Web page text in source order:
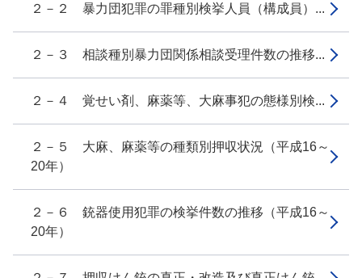
２－２ 暴力団犯罪の罪種別検挙人員（構成員）...
２－３ 相談種別暴力団関係相談受理件数の推移...
２－４ 覚せい剤、麻薬等、大麻事犯の態様別検...
２－５ 大麻、麻薬等の種類別押収状況（平成16～
20年）
２－６ 銃器使用犯罪の検挙件数の推移（平成16～
20年）